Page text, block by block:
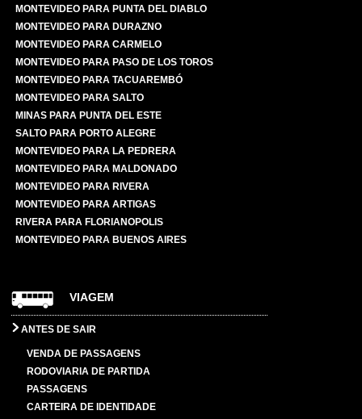
MONTEVIDEO PARA PUNTA DEL DIABLO
MONTEVIDEO PARA DURAZNO
MONTEVIDEO PARA CARMELO
MONTEVIDEO PARA PASO DE LOS TOROS
MONTEVIDEO PARA TACUAREMBÓ
MONTEVIDEO PARA SALTO
MINAS PARA PUNTA DEL ESTE
SALTO PARA PORTO ALEGRE
MONTEVIDEO PARA LA PEDRERA
MONTEVIDEO PARA MALDONADO
MONTEVIDEO PARA RIVERA
MONTEVIDEO PARA ARTIGAS
RIVERA PARA FLORIANOPOLIS
MONTEVIDEO PARA BUENOS AIRES
VIAGEM
ANTES DE SAIR
VENDA DE PASSAGENS
RODOVIARIA DE PARTIDA
PASSAGENS
CARTEIRA DE IDENTIDADE